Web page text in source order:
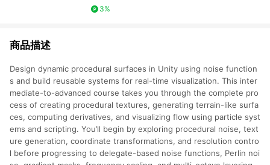
3%
商品描述
Design dynamic procedural surfaces in Unity using noise function
s and build reusable systems for real-time visualization. This inter
mediate-to-advanced course takes you through the complete pro
cess of creating procedural textures, generating terrain-like surfa
ces, computing derivatives, and visualizing flow using particle syst
ems and scripting. You’ll begin by exploring procedural noise, text
ure generation, coordinate transformations, and resolution contro
l before progressing to delegate-based noise functions, Perlin noi